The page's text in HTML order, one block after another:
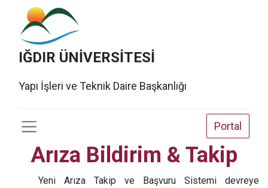
IĞDIR ÜNİVERSİTESİ
Yapı İşleri ve Teknik Daire Başkanlığı
Portal
Arıza Bildirim & Takip
​​​Yeni Arıza Takip ve Başvuru Sistemi devreye